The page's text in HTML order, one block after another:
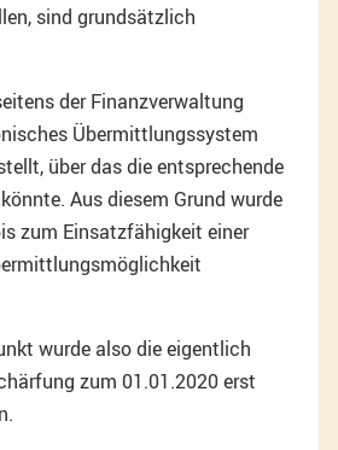
sind grundsätzlich
der Finanzverwaltung
Übermittlungssystem
über das die entsprechende
Aus diesem Grund wurde
zum Einsatzfähigkeit einer
wurde also die eigentlich
zum 01.01.2020 erst